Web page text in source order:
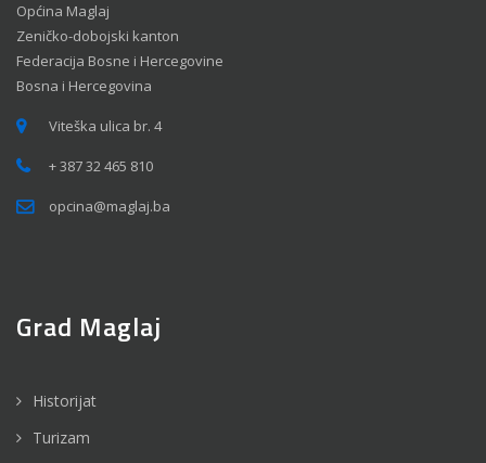
Općina Maglaj
Zeničko-dobojski kanton
Federacija Bosne i Hercegovine
Bosna i Hercegovina
Viteška ulica br. 4
+ 387 32 465 810
opcina@maglaj.ba
Grad Maglaj
Historijat
Turizam